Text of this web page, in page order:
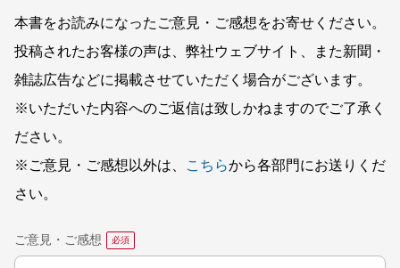
本書をお読みになったご意見・ご感想をお寄せください。
投稿されたお客様の声は、弊社ウェブサイト、また新聞・
雑誌広告などに掲載させていただく場合がございます。
※いただいた内容へのご返信は致しかねますのでご了承く
ださい。
※ご意見・ご感想以外は、
こちらから各部門にお送りくだ
さい。
ご意見・ご感想